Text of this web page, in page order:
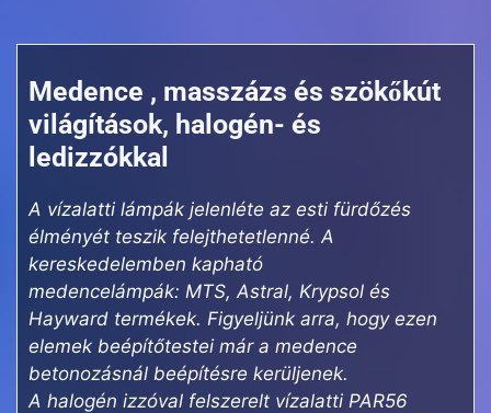
Medence , masszázs és szökőkút
világítások, halogén- és
ledizzókkal
A vízalatti lámpák jelenléte az esti fürdőzés
élményét teszik felejthetetlenné. A
kereskedelemben kapható
medencelámpák: MTS, Astral, Krypsol és
Hayward termékek. Figyeljünk arra, hogy ezen
elemek beépítőtestei már a medence
betonozásnál beépítésre kerüljenek.
A halogén izzóval felszerelt vízalatti PAR56